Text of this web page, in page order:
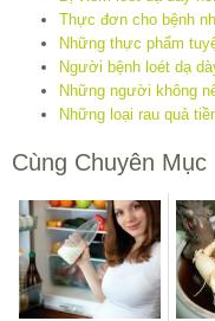
Thực đơn cho bệnh
Những thực phẩm
Người bệnh loét dạ
Những người không
Những loại rau quả
Cùng Chuyên Mục